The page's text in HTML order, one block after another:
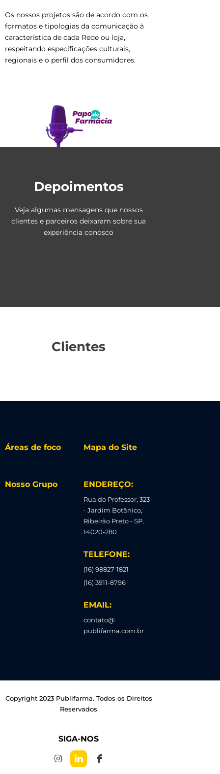
Os nossos projetos são de acordo com os
formatos e tipologias da comunicação à
característica de cada Rede ou loja,
respeitando especificações culturais,
regionais e o perfil dos consumidores.
Depoimentos
Veja algumas mensagens que nossos
clientes e parceiros deixaram sobre sua
experiência conosco
Clientes
Áreas de foco Mapa do Site
Nosso Grupo ENDEREÇO:
Rua do Professor, 323
- Jardim Botânico,
Ribeirão Preto - SP,
14020-280
TELEFONE:
(16) 98827-1821
(16) 3911-8796
EMAIL:
contato@
publifarma.com.br
Copyright 2023 Publifarma. Todos os Direitos
Reservados
SIGA-NOS